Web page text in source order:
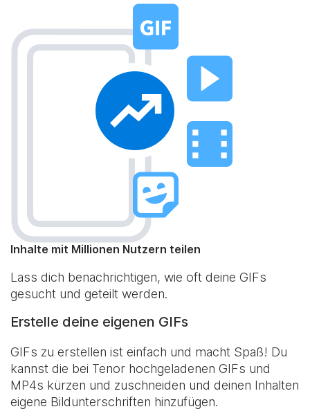
Inhalte mit Millionen Nutzern teilen
Lass dich benachrichtigen, wie oft deine GIFs
gesucht und geteilt werden.
Erstelle deine eigenen GIFs
GIFs zu erstellen ist einfach und macht Spaß! Du
kannst die bei Tenor hochgeladenen GIFs und
MP4s kürzen und zuschneiden und deinen Inhalten
eigene Bildunterschriften hinzufügen.